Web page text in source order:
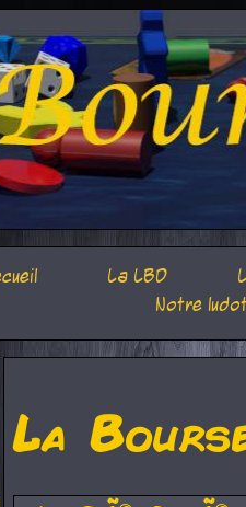
La LBD
Notre
La